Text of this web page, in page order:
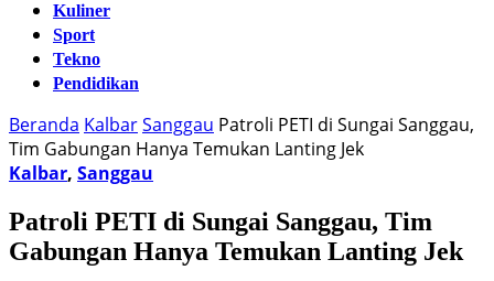
Kuliner
Sport
Tekno
Pendidikan
Beranda KalbarSanggau Patroli PETI di Sungai Sanggau,
Tim Gabungan Hanya Temukan Lanting Jek
Kalbar, Sanggau
Patroli PETI di Sungai Sanggau, Tim
Gabungan Hanya Temukan Lanting Jek